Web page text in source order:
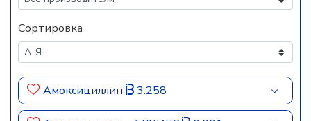
Сортировка
Амоксициллин 3.258